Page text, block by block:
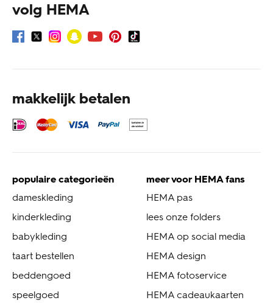
volg HEMA
makkelijk betalen
populaire categorieën
dameskleding
kinderkleding
babykleding
taart bestellen
beddengoed
speelgoed
meer voor HEMA fans
HEMA pas
lees onze folders
HEMA op social media
HEMA design
HEMA fotoservice
HEMA cadeaukaarten